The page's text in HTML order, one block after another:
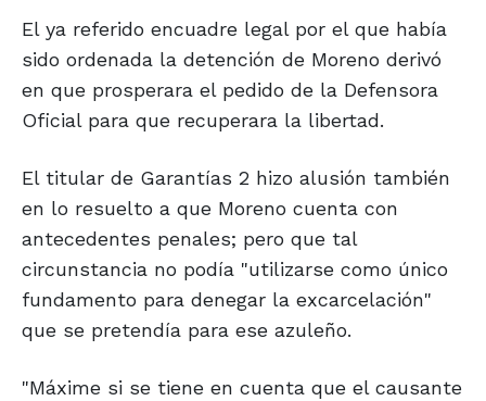
El ya referido encuadre legal por el que había
sido ordenada la detención de Moreno derivó
en que prosperara el pedido de la Defensora
Oficial para que recuperara la libertad.
El titular de Garantías 2 hizo alusión también
en lo resuelto a que Moreno cuenta con
antecedentes penales; pero que tal
circunstancia no podía "utilizarse como único
fundamento para denegar la excarcelación"
que se pretendía para ese azuleño.
"Máxime si se tiene en cuenta que el causante